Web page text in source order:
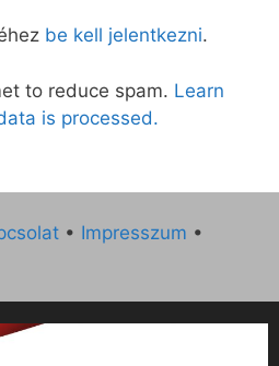
be kell jelentkezni.
to reduce spam. Learn
is processed.
• Impresszum •